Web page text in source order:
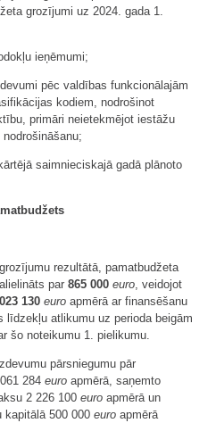
grozījumi uz 2024. gada 1.
ieņēmumi;
pēc valdības funkcionālajām
kodiem, nodrošinot
primāri neietekmējot iestāžu
saimnieciskajā gadā plānoto
rezultātā, pamatbudžeta
par 865 000 euro , veidojot
130 euro apmērā ar finansēšanu
līdzekļu atlikumu uz perioda beigām
šo noteikumu 1. pielikumu.
pārsniegumu pār
284 euro apmērā, saņemto
2 226 100 euro apmērā un
kapitālā 500 000 euro apmērā